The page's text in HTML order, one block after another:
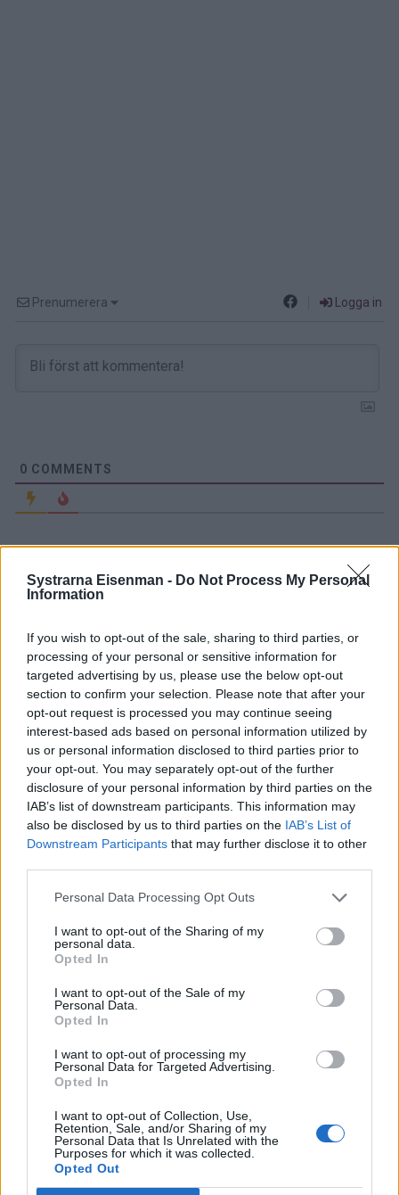
Systrarna Eisenman - Do Not Process My Personal
Information
If you wish to opt-out of the sale, sharing to third parties, or
processing of your personal or sensitive information for
targeted advertising by us, please use the below opt-out
section to confirm your selection. Please note that after your
opt-out request is processed you may continue seeing
interest-based ads based on personal information utilized by
us or personal information disclosed to third parties prior to
your opt-out. You may separately opt-out of the further
disclosure of your personal information by third parties on the
IAB’s list of downstream participants. This information may
also be disclosed by us to third parties on the IAB’s List of
Downstream Participants that may further disclose it to other
Personal Data Processing Opt Outs
I want to opt-out of the Sharing of my
personal data.
Opted In
I want to opt-out of the Sale of my
Personal Data.
Opted In
I want to opt-out of processing my
Personal Data for Targeted Advertising.
Opted In
I want to opt-out of Collection, Use,
Retention, Sale, and/or Sharing of my
Personal Data that Is Unrelated with the
Purposes for which it was collected.
Opted Out
Prenumerera Logga in
0 COMMENTS
Halstrad tonfisk med
ingefärs­frästa haricots
verts och ostronskivling
Idag tipsar vi om en av våra favoriträtter ur vår bok ”Till
ingefärsfrästa haricots verts och ostronskivling. Vi
krispigt karamelliserad ostronskivling första gången på en
restaurang i Stockholm. En riktig smakupplevelse som vi är
så nöjda över att vi lyckades återskapa utan att få receptet!
Otroligt gott tillsammans med sesampanerade tonfisk – en
perfekt helgmiddag!